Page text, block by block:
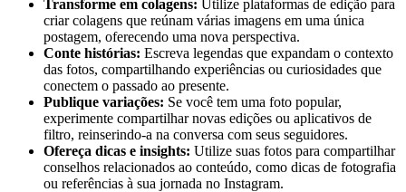
Transforme em colagens: ⁤Utilize plataformas de edição para
criar colagens que reúnam várias imagens⁢ em uma única
postagem, oferecendo ​uma nova perspectiva.
Conte histórias: Escreva legendas que‍ expandam o contexto
das fotos, compartilhando experiências ⁤ou curiosidades que
conectem o ⁢passado ao ​presente.
Publique variações: Se você⁢ tem uma foto popular,
experimente compartilhar novas edições‌ ou aplicativos de
filtro, reinserindo-a‌ na conversa​ com seus seguidores.
Ofereça dicas e insights: Utilize suas fotos para compartilhar
conselhos relacionados ao‌ conteúdo, como dicas de fotografia
ou referências à sua jornada no Instagram.